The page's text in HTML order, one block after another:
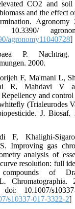
elevated CO2 and
biomass and the
germination.
10.3390/
P.
mungen. 2000.
shorijeh F, Ma'mani
R, Mahdavi
B. Repellency and
whitefly
J.
F, Khalighi-
S. Improving gas
analysis of
curve resolution:
compounds of
L.
doi: 10.1007/
s10337-017-3322-